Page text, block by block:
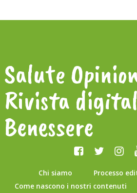
Salute
Rivista
Benessere
Chi siamo
Processo
Come nascono i nostri contenuti